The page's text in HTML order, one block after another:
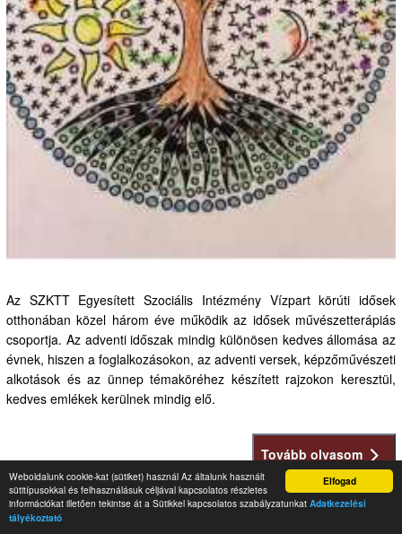
Elfogad
Weboldalunk cookie-kat (sütiket) használ Az általunk használt
sütitípusokkal és felhasználásuk céljával kapcsolatos részletes
információkat illetően tekintse át a Sütikkel kapcsolatos szabályzatunkat Adatkezelési
tályékoztató
Az SZKTT Egyesített Szociális Intézmény Vízpart körúti idősek
otthonában közel három éve működik az idősek művészetterápiás
csoportja. Az adventi időszak mindig különösen kedves állomása az
évnek, hiszen a foglalkozásokon, az adventi versek, képzőművészeti
alkotások és az ünnep témaköréhez készített rajzokon keresztül,
kedves emlékek kerülnek mindig elő.
Tovább olvasom